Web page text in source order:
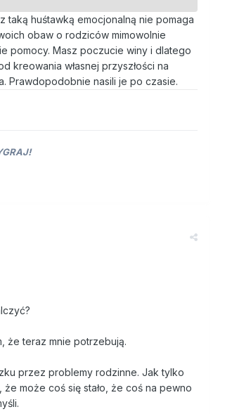
huśtawką emocjonalną nie pomaga
obaw o rodziców mimowolnie
pomocy. Masz poczucie winy i dlatego
kreowania własnej przyszłości na
Prawdopodobnie nasili je po czasie.
że teraz mnie potrzebują.
przez problemy rodzinne. Jak tylko
może coś się stało, że coś na pewno